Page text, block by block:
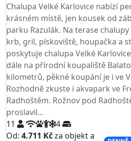
Chalupa Velké Karlovice nabízí
krásném místě, jen kousek od
parku Razulák. Na terase
krb, gril, pískoviště, houpačka a
poskytuje chalupa Velké
dále na přírodní koupaliště
kilometrů, pěkné koupání je i ve
Rozhodně zkuste i akvapark ve
Radhoštěm. Rožnov pod
proslavil...
11
4
Od: 4.711 Kčza objekt a